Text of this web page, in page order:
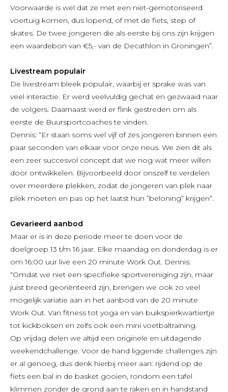
Voorwaarde is wel dat ze met een niet-gemotoriseerd
voertuig komen, dus lopend, of met de fiets, step of
skates. De twee jongeren die als eerste bij ons zijn krijgen
een waardebon van €5,- van de Decathlon in Groningen”.
Livestream populair
De livestream bleek populair, waarbij er sprake was van
veel interactie. Er werd veelvuldig gechat en gezwaaid naar
de volgers. Daarnaast werd er flink gestreden om als
eerste de Buursportcoaches te vinden.
Dennis: “Er staan soms wel vijf of zes jongeren binnen een
paar seconden van elkaar voor onze neus. We zien dit als
een zeer succesvol concept dat we nog wat meer willen
door ontwikkelen. Bijvoorbeeld door onszelf te verdelen
over meerdere plekken, zodat de jongeren van plek naar
plek moeten en pas op het laatst hun ”beloning” krijgen”.
Gevarieerd aanbod
Maar er is in deze periode meer te doen voor de
doelgroep 13 t/m 16 jaar. Elke maandag en donderdag is er
om 16:00 uur live een 20 minute Work Out. Dennis:
“Omdat we niet een specifieke sportvereniging zijn, maar
juist breed georiënteerd zijn, brengen we ook zo veel
mogelijk variatie aan in het aanbod van de 20 minute
Work Out. Van fitness tot yoga en van buikspierkwartiertje
tot kickboksen en zelfs ook een mini voetbaltraining.
Op vrijdag delen we altijd een originele en uitdagende
weekendchallenge. Voor de hand liggende challenges zijn
er al genoeg, dus denk hierbij meer aan: rijdend op de
fiets een bal in de basket gooien, rondom een tafel
klimmen zonder de grond aan te raken en in handstand